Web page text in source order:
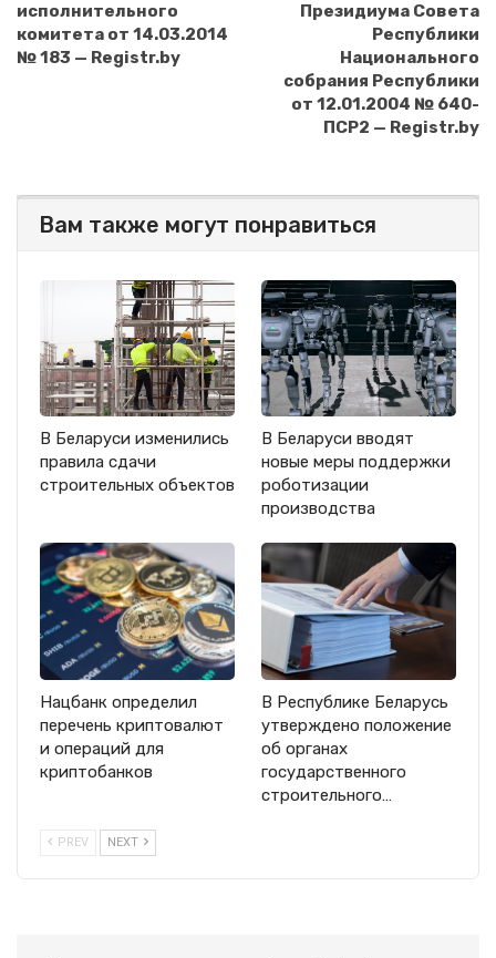
исполнительного
комитета от 14.03.2014
№ 183 — Registr.by
Президиума Совета
Республики
Национального
собрания Республики
от 12.01.2004 № 640-
ПСР2 — Registr.by
Вам также могут понравиться
В Беларуси изменились
правила сдачи
строительных объектов
В Беларуси вводят
новые меры поддержки
роботизации
производства
Нацбанк определил
перечень криптовалют
и операций для
криптобанков
В Республике Беларусь
утверждено положение
об органах
государственного
строительного…
PREV NEXT